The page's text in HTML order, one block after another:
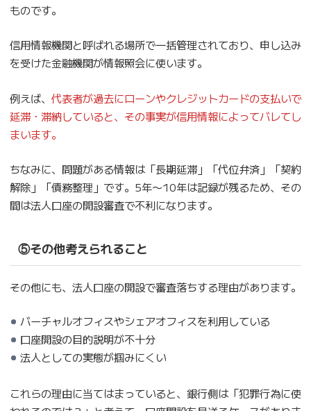
ものです。
信用情報機関と呼ばれる場所で一括管理されており、申し込み
を受けた金融機関が情報照会に使います。
例えば、 代表者が過去にローンやクレジットカードの支払いで
延滞・滞納していると、その事実が信用情報によってバレてし
まいます。
ちなみに、問題がある情報は「長期延滞」「代位弁済」「契約
解除」「債務整理」です。5年〜10年は記録が残るため、その
間は法人口座の開設審査で不利になります。
⑤その他考えられること
その他にも、法人口座の開設で審査落ちする理由があります。
バーチャルオフィスやシェアオフィスを利用している
口座開設の目的説明が不十分
法人としての実態が掴みにくい
これらの理由に当てはまっていると、銀行側は「犯罪行為に使